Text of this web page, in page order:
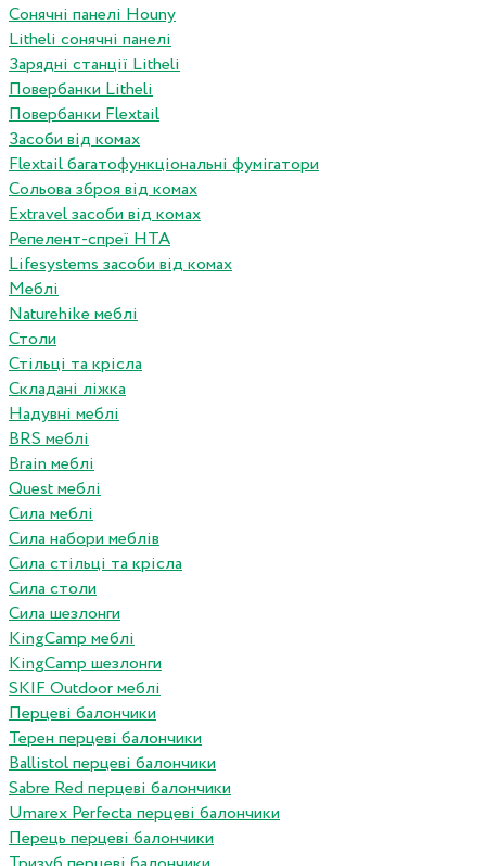
Сонячні панелі Houny
Litheli сонячні панелі
Зарядні станції Litheli
Повербанки Litheli
Повербанки Flextail
Засоби від комах
Flextail багатофункціональні фумігатори
Сольова зброя від комах
Extravel засоби від комах
Репелент-спреї HTA
Lifesystems засоби від комах
Меблі
Naturehike меблі
Столи
Стільці та крісла
Складані ліжка
Надувні меблі
BRS меблі
Brain меблі
Quest меблі
Сила меблі
Сила набори меблів
Сила стільці та крісла
Сила столи
Сила шезлонги
KingCamp меблі
KingCamp шезлонги
SKIF Outdoor меблі
Перцеві балончики
Терен перцеві балончики
Ballistol перцеві балончики
Sabre Red перцеві балончики
Umarex Perfecta перцеві балончики
Перець перцеві балончики